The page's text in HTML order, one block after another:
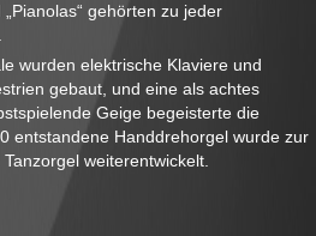
gehörten zu jeder
wurden elektrische Klaviere und
gebaut, und eine als achtes
Geige begeisterte die
entstandene Handdrehorgel wurde zur
weiterentwickelt.